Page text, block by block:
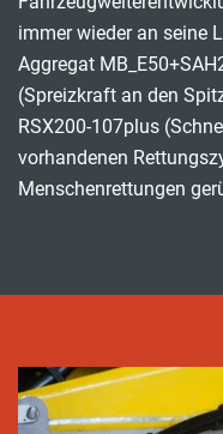
immer wieder an seine
Aggregat
(Spreizkraft an den
RSX200-107plus
vorhandenen
Menschenrettungen